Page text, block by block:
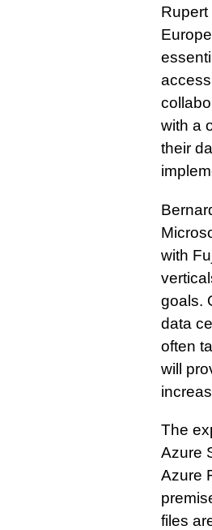
with a
their
with
goals.
data
often
will
The
Azure
Azure
files